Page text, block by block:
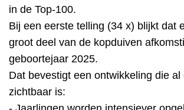
in de Top-100.
Bij een eerste telling (34 x) blijkt dat
groot deel van de kopduiven
geboortejaar 2025.
Dat bevestigt een ontwikkeling die al
zichtbaar is: